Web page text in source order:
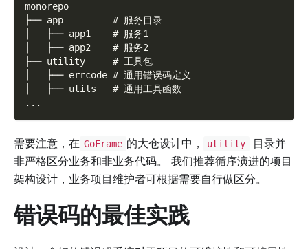
monorepo
├── app         # 服务目录
│   ├── app1    # 服务1
│   ├── app2    # 服务2
├── utility     # 工具包
│   ├── errcode # 通用错误码定义
│   ├── utils   # 通用工具函数
...
需要注意，在 GoFrame 的大仓设计中， utility
目录并
非严格区分业务和非业务代码。 我们推荐循序演进的项目
架构设计，业务项目维护者可根据需要自行做区分。
错误码的最佳实践